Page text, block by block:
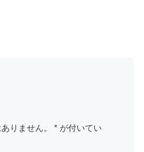
りません。 *が付いてい